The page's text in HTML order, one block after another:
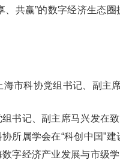
、共赢”的数字经济生态
海市科协党组书记、副主
组书记、副主席马兴发在
所属学会在“科创中国”
字经济产业发展与市级